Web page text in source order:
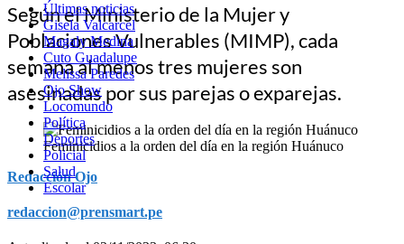
Últimas noticias
Gisela Valcarcel
Magaly Medina
Cuto Guadalupe
Melissa Paredes
Ojo Show
Locomundo
Política
Deportes
Policial
Salud
Escolar
Según el Ministerio de la Mujer y
Poblaciones Vulnerables (MIMP), cada
semana al menos tres mujeres son
asesinadas por sus parejas o exparejas.
Feminicidios a la orden del día en la región Huánuco
Redacción Ojo
redaccion@prensmart.pe